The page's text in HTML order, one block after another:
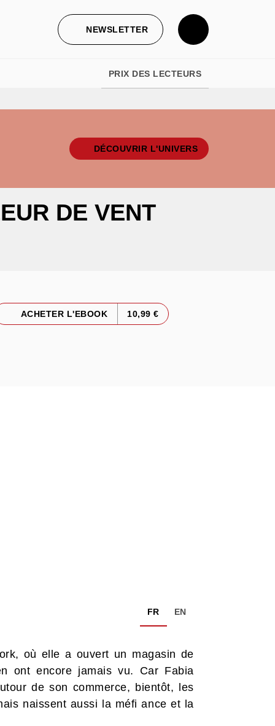
NEWSLETTER
PRIX DES LECTEURS
DÉCOUVRIR L'UNIVERS
DE VENT
ACHETER L'EBOOK 10,99 €
FR EN
où elle a ouvert un magasin de
ont encore jamais vu. Car Fabia
de son commerce, bientôt, les
naissent aussi la méfi ance et la